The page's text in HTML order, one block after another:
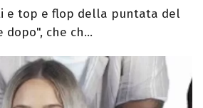
e top e flop della puntata del
dopo", che ch...